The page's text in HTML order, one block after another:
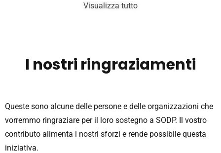
Visualizza tutto
I nostri ringraziamenti
Queste sono alcune delle persone e delle organizzazioni che
vorremmo ringraziare per il loro sostegno a SODP. Il vostro
contributo alimenta i nostri sforzi e rende possibile questa
iniziativa.